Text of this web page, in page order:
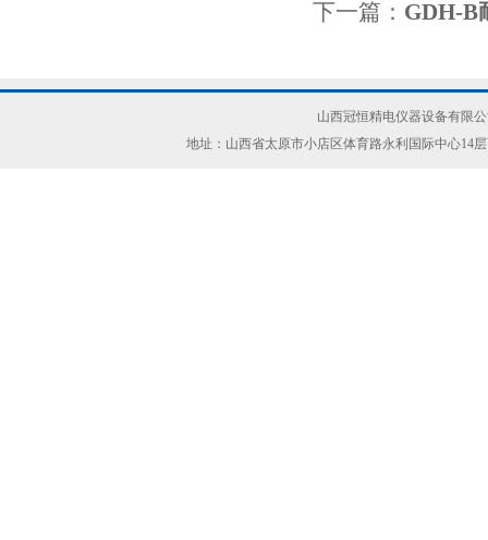
下一篇： GDH-B
山西冠恒精电仪器设备有限
地址：山西省太原市小店区体育路永利国际中心14